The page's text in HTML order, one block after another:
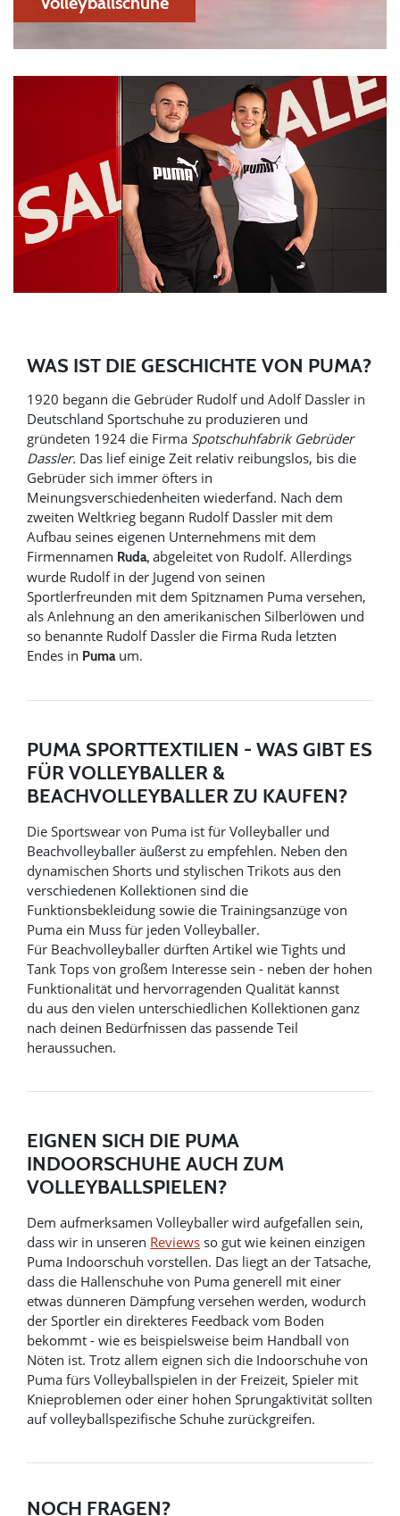
WAS IST DIE GESCHICHTE VON PUMA?
1920 begann die Gebrüder Rudolf und Adolf Dassler in
Deutschland Sportschuhe zu produzieren und
gründeten 1924 die Firma Spotschuhfabrik Gebrüder
Dassler. Das lief einige Zeit relativ reibungslos, bis die
Gebrüder sich immer öfters in
Meinungsverschiedenheiten wiederfand. Nach dem
zweiten Weltkrieg begann Rudolf Dassler mit dem
Aufbau seines eigenen Unternehmens mit dem
Firmennamen Ruda, abgeleitet von Rudolf. Allerdings
wurde Rudolf in der Jugend von seinen
Sportlerfreunden mit dem Spitznamen Puma versehen,
als Anlehnung an den amerikanischen Silberlöwen und
so benannte Rudolf Dassler die Firma Ruda letzten
Endes in Pumaum.
PUMA SPORTTEXTILIEN - WAS GIBT ES
FÜR VOLLEYBALLER &
BEACHVOLLEYBALLER ZU KAUFEN?
Die Sportswear von Puma ist für Volleyballer und
Beachvolleyballer äußerst zu empfehlen. Neben den
dynamischen Shorts und stylischen Trikots aus den
verschiedenen Kollektionen sind die
Funktionsbekleidung sowie die Trainingsanzüge von
Puma ein Muss für jeden Volleyballer.
Für Beachvolleyballer dürften Artikel wie Tights und
Tank Tops von großem Interesse sein - neben der hohen
Funktionalität und hervorragenden Qualität kannst
du aus den vielen unterschiedlichen Kollektionen ganz
nach deinen Bedürfnissen das passende Teil
heraussuchen.
EIGNEN SICH DIE PUMA
INDOORSCHUHE AUCH ZUM
VOLLEYBALLSPIELEN?
Dem aufmerksamen Volleyballer wird aufgefallen sein,
dass wir in unseren Reviews so gut wie keinen einzigen
Puma Indoorschuh vorstellen. Das liegt an der Tatsache,
dass die Hallenschuhe von Puma generell mit einer
etwas dünneren Dämpfung versehen werden, wodurch
der Sportler ein direkteres Feedback vom Boden
bekommt - wie es beispielsweise beim Handball von
Nöten ist. Trotz allem eignen sich die Indoorschuhe von
Puma fürs Volleyballspielen in der Freizeit, Spieler mit
Knieproblemen oder einer hohen Sprungaktivität sollten
auf volleyballspezifische Schuhe zurückgreifen.
NOCH FRAGEN?